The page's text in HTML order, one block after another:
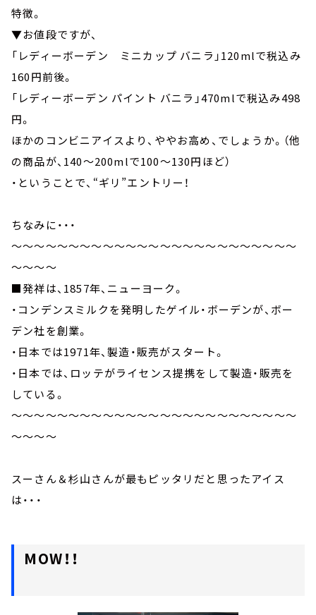
特徴。
▼お値段ですが、
「レディーボーデン ミニカップ バニラ」120mlで税込み
160円前後。
「レディーボーデン パイント バニラ」470mlで税込み498
円。
ほかのコンビニアイスより、ややお高め、でしょうか。（他
の商品が、140～200mlで100～130円ほど）
・ということで、“ギリ”エントリー！
ちなみに・・・
～～～～～～～～～～～～～～～～～～～～～～～～～
～～～～
■発祥は、1857年、ニューヨーク。
・コンデンスミルクを発明したゲイル・ボーデンが、ボー
デン社を創業。
・日本では1971年、製造・販売がスタート。
・日本では、ロッテがライセンス提携をして製造・販売を
している。
～～～～～～～～～～～～～～～～～～～～～～～～～
～～～～
スーさん＆杉山さんが最もピッタリだと思ったアイス
は・・・
MOW！！